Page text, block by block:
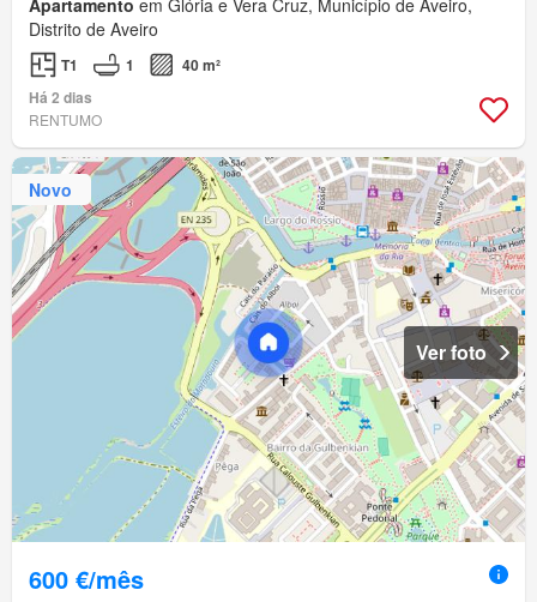
Apartamento em Glória e Vera Cruz, Município de Aveiro,
Distrito de Aveiro
T1 1
40 m²
Há 2 dias
RENTUMO
Novo
Ver foto
600 €/mês